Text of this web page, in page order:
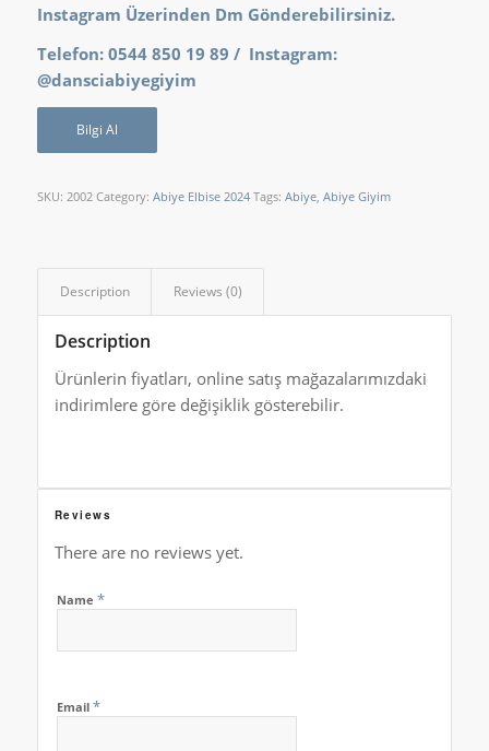
Instagram Üzerinden Dm Gönderebilirsiniz.
Telefon: 0544 850 19 89 / Instagram:
@dansciabiyegiyim
Bilgi Al
SKU: 2002 Category: Abiye Elbise 2024 Tags: Abiye, Abiye Giyim
Description Reviews (0)
Description
Ürünlerin fiyatları, online satış mağazalarımızdaki
indirimlere göre değişiklik gösterebilir.
Reviews
There are no reviews yet.
Name *
Email *